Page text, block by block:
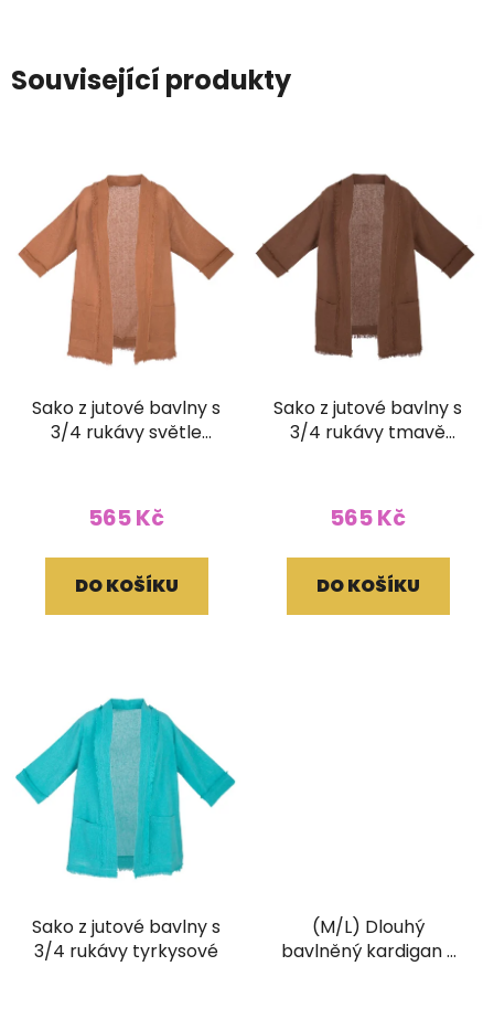
Související produkty
Sako z jutové bavlny s
3/4 rukávy světle
565 Kč
DO KOŠÍKU
Sako z jutové bavlny s
3/4 rukávy tmavě
565 Kč
DO KOŠÍKU
Sako z jutové bavlny s
3/4 rukávy tyrkysové
(M/L) Dlouhý
bavlněný kardigan s